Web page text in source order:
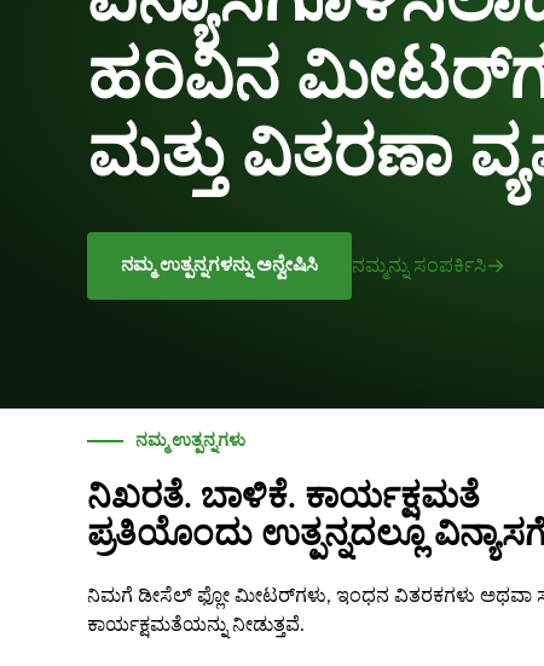
ಹರಿವಿನ
ಮತ್ತು ವಿತರಣಾ
ನಮ್ಮ ಉತ್ಪನ್ನಗಳನ್ನು ಅನ್ವೇಷಿಸಿ ನಮ್ಮನ್ನು ಸಂಪರ್ಕಿಸಿ
ನಮ್ಮ ಉತ್ಪನ್ನಗಳು
ನಿಖರತೆ. ಬಾಳಿಕೆ. ಕಾರ್ಯಕ್ಷಮತೆ
ಪ್ರತಿಯೊಂದು ಉತ್ಪನ್ನದಲ್ಲೂ
ನಿಮಗೆ ಡೀಸೆಲ್ ಫ್ಲೋ ಮೀಟರ್‌ಗಳು, ಇಂಧನ ವಿತರಕಗಳು ಅಥವಾ
ಕಾರ್ಯಕ್ಷಮತೆಯನ್ನು ನೀಡುತ್ತವೆ.